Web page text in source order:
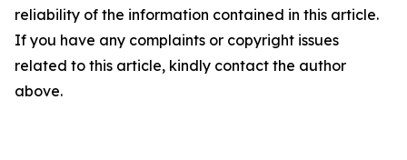
reliability of the information contained in this article.
If you have any complaints or copyright issues
related to this article, kindly contact the author
above.